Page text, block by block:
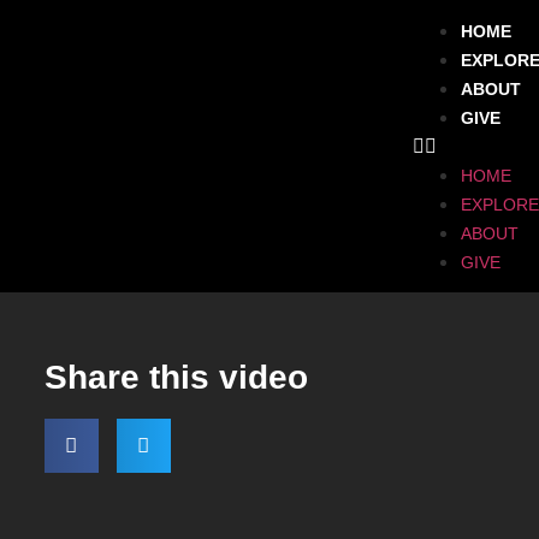
HOME
EXPLORE
ABOUT
GIVE
HOME
EXPLORE
ABOUT
GIVE
Share this video